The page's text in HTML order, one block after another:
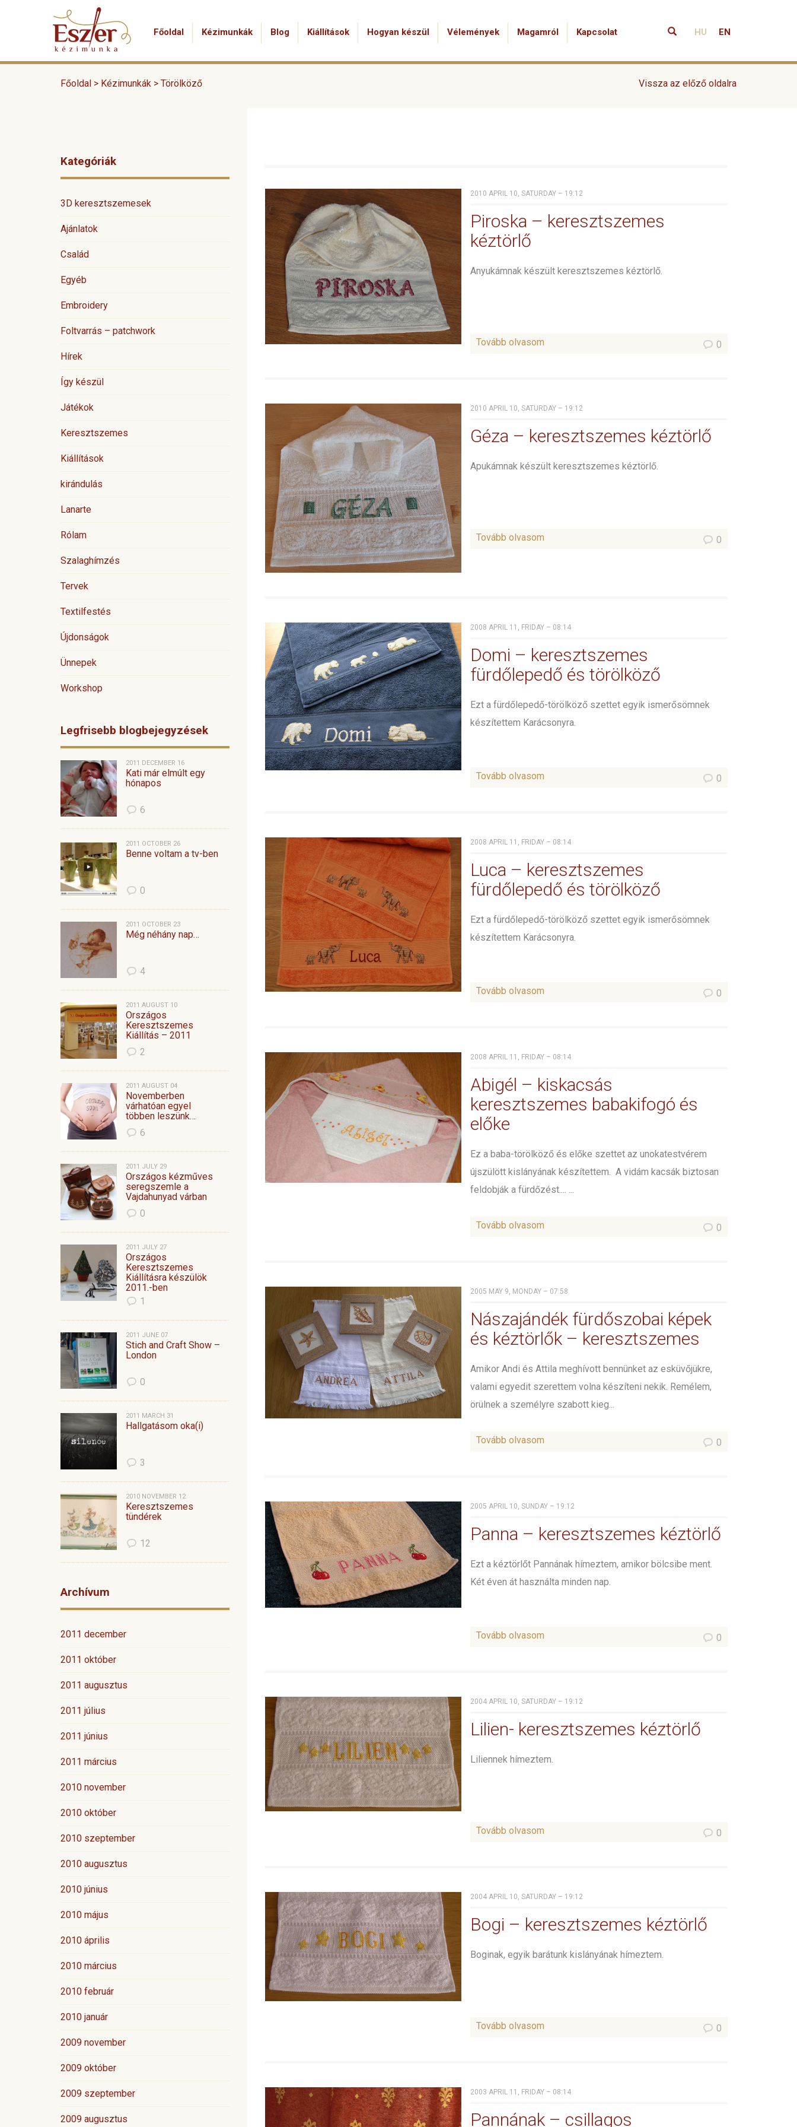
Főoldal Kézimunkák Blog Kiállítások Hogyan készül Vélemények Magamról Kapcsolat HU EN
Főoldal > Kézimunkák Vissza az előző oldalra
> Törölköző
Kategóriák
3D keresztszemesek
Ajánlatok
Család
Egyéb
Embroidery
Foltvarrás – patchwork
Hírek
Így készül
Játékok
Keresztszemes
Kiállítások
kirándulás
Lanarte
Rólam
Szalaghímzés
Tervek
Textilfestés
Újdonságok
Ünnepek
Workshop
Legfrisebb blogbejegyzések
2011 DECEMBER 16
Kati már elmúlt egy
hónapos
6
2011 OCTOBER 26
Benne voltam a tv-ben
0
2011 OCTOBER 23
Még néhány nap…
4
2011 AUGUST 10
Országos
Keresztszemes
Kiállítás – 2011
2
2011 AUGUST 04
Novemberben
várhatóan egyel
többen leszünk…
6
2011 JULY 29
Országos kézműves
seregszemle a
Vajdahunyad várban
0
2011 JULY 27
Országos
Keresztszemes
Kiállításra készülök
2011.-ben
1
2011 JUNE 07
Stich and Craft Show –
London
0
2011 MARCH 31
Hallgatásom oka(i)
3
2010 NOVEMBER 12
Keresztszemes
tündérek
12
Archívum
2011 december
2011 október
2011 augusztus
2011 július
2011 június
2011 március
2010 november
2010 október
2010 szeptember
2010 augusztus
2010 június
2010 május
2010 április
2010 március
2010 február
2010 január
2009 november
2009 október
2009 szeptember
2009 augusztus
2010 APRIL 10, SATURDAY – 19:12
Piroska – keresztszemes
kéztörlő
Anyukámnak készült keresztszemes kéztörlő.
Tovább olvasom 0
2010 APRIL 10, SATURDAY – 19:12
Géza – keresztszemes kéztörlő
Apukámnak készült keresztszemes kéztörlő.
Tovább olvasom 0
2008 APRIL 11, FRIDAY – 08:14
Domi – keresztszemes
fürdőlepedő és törölköző
Ezt a fürdőlepedő-törölköző szettet egyik ismerősömnek
készítettem Karácsonyra.
Tovább olvasom 0
2008 APRIL 11, FRIDAY – 08:14
Luca – keresztszemes
fürdőlepedő és törölköző
Ezt a fürdőlepedő-törölköző szettet egyik ismerősömnek
készítettem Karácsonyra.
Tovább olvasom 0
2008 APRIL 11, FRIDAY – 08:14
Abigél – kiskacsás
keresztszemes babakifogó és
előke
Ez a baba-törölköző és előke szettet az unokatestvérem
újszülött kislányának készítettem. A vidám kacsák biztosan
feldobják a fürdőzést.... ...
Tovább olvasom 0
2005 MAY 9, MONDAY – 07:58
Nászajándék fürdőszobai képek
és kéztörlők – keresztszemes
Amikor Andi és Attila meghívott bennünket az esküvőjükre,
valami egyedit szerettem volna készíteni nekik. Remélem,
örülnek a személyre szabott kieg...
Tovább olvasom 0
2005 APRIL 10, SUNDAY – 19:12
Panna – keresztszemes kéztörlő
Ezt a kéztörlőt Pannának hímeztem, amikor bölcsibe ment.
Két éven át használta minden nap.
Tovább olvasom 0
2004 APRIL 10, SATURDAY – 19:12
Lilien- keresztszemes kéztörlő
Liliennek hímeztem.
Tovább olvasom 0
2004 APRIL 10, SATURDAY – 19:12
Bogi – keresztszemes kéztörlő
Boginak, egyik barátunk kislányának hímeztem.
Tovább olvasom 0
2003 APRIL 11, FRIDAY – 08:14
Pannának – csillagos